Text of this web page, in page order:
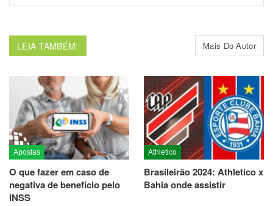
LEIA TAMBÉM: Mais Do Autor
Apostas
O que fazer em caso de
negativa de benefício pelo
INSS
Athletico
Brasileirão 2024: Athletico x
Bahia onde assistir